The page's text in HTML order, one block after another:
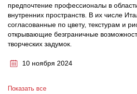
предпочтение профессионалы в
внутренних пространств. В их числе
согласованные по цвету, текстурам и
открывающие безграничные
творческих задумок.
10 ноября 2024
Показать все